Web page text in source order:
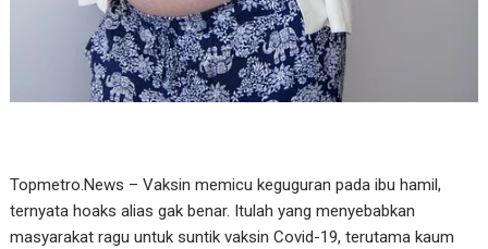
Topmetro.News – Vaksin memicu keguguran pada ibu hamil,
ternyata hoaks alias gak benar. Itulah yang menyebabkan
masyarakat ragu untuk suntik vaksin Covid-19, terutama kaum